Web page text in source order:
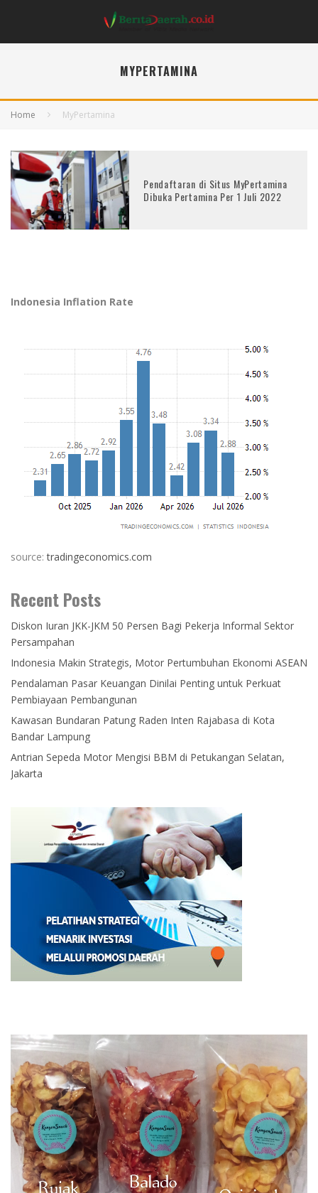
MYPERTAMINA
Home MyPertamina
Pendaftaran di Situs MyPertamina
Dibuka Pertamina Per 1 Juli 2022
Indonesia Inflation Rate
source:tradingeconomics.com
Recent Posts
Diskon Iuran JKK-JKM 50 Persen Bagi Pekerja Informal Sektor
Persampahan
Indonesia Makin Strategis, Motor Pertumbuhan Ekonomi ASEAN
Pendalaman Pasar Keuangan Dinilai Penting untuk Perkuat
Pembiayaan Pembangunan
Kawasan Bundaran Patung Raden Inten Rajabasa di Kota
Bandar Lampung
Antrian Sepeda Motor Mengisi BBM di Petukangan Selatan,
Jakarta